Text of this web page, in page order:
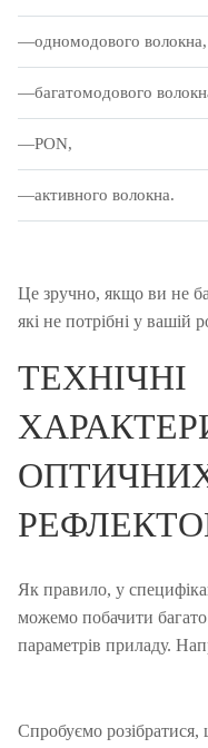
одномодового волокна,
багатомодового
PON,
активного волокна.
Це зручно, якщо ви не
які не потрібні у вашій
ТЕХНІЧНІ
Як правило, у
можемо побачити багато
параметрів приладу.
Спробуємо розібратися,